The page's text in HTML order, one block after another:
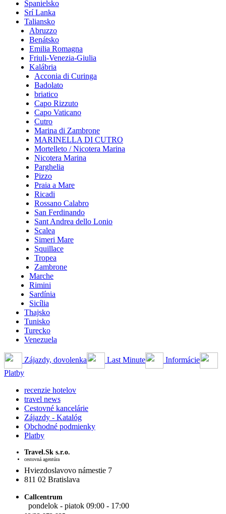
Španielsko
Srí Lanka
Taliansko
Abruzzo
Benátsko
Emilia Romagna
Friuli-Venezia-Giulia
Kalábria
Acconia di Curinga
Badolato
briatico
Capo Rizzuto
Capo Vaticano
Cutro
Marina di Zambrone
MARINELLA DI CUTRO
Mortelleto / Nicotera Marina
Nicotera Marina
Parghelia
Pizzo
Praia a Mare
Ricadi
Rossano Calabro
San Ferdinando
Sant Andrea dello Lonio
Scalea
Simeri Mare
Squillace
Tropea
Zambrone
Marche
Rimini
Sardínia
Sicília
Thajsko
Tunisko
Turecko
Venezuela
Zájazdy, dovolenka Last Minute
Informácie
Platby
recenzie hotelov
travel news
Cestovné kancelárie
Zájazdy - Katalóg
Obchodné podmienky
Platby
Travel.Sk s.r.o.
cestovná agentúra
Hviezdoslavovo námestie 7
811 02 Bratislava
Callcentrum
pondelok - piatok 09:00 - 17:00